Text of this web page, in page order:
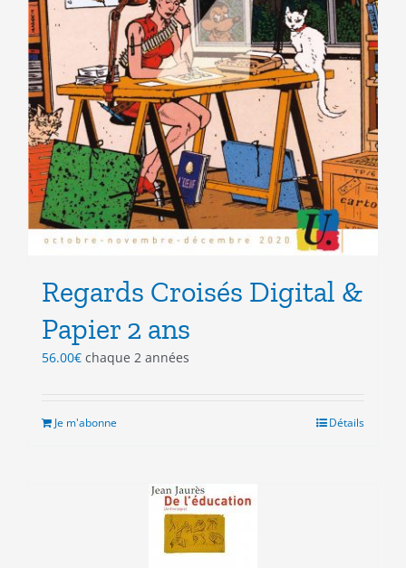
Regards Croisés Digital &
Papier 2 ans
56.00€ chaque 2 années
Je m'abonne Détails